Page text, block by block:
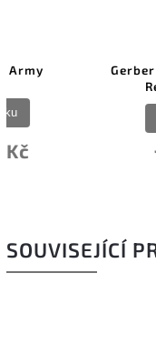
Gerber Vital Drop
Replace Blds
SOUVISEJÍCÍ